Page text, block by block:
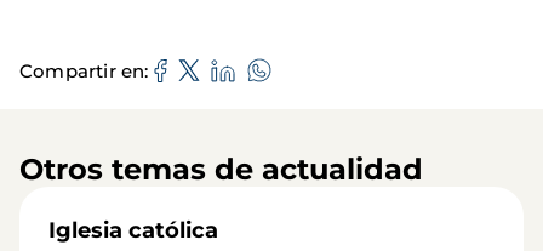
Compartir en
Otros temas de actualidad
Iglesia católica